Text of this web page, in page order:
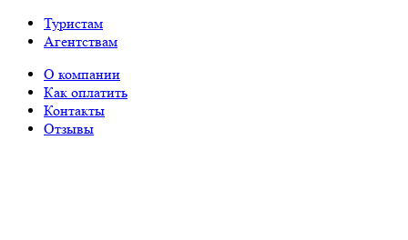
Туристам
Агентствам
О компании
Как оплатить
Контакты
Отзывы